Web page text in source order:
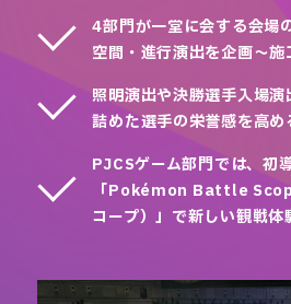
4部門が一堂に会する会場
空間・進行演出を企画～施
照明演出や決勝選手入場
詰めた選手の栄誉感を高
PJCSゲーム部門では、初
「Pokémon Battle
コープ）」で新しい観戦体